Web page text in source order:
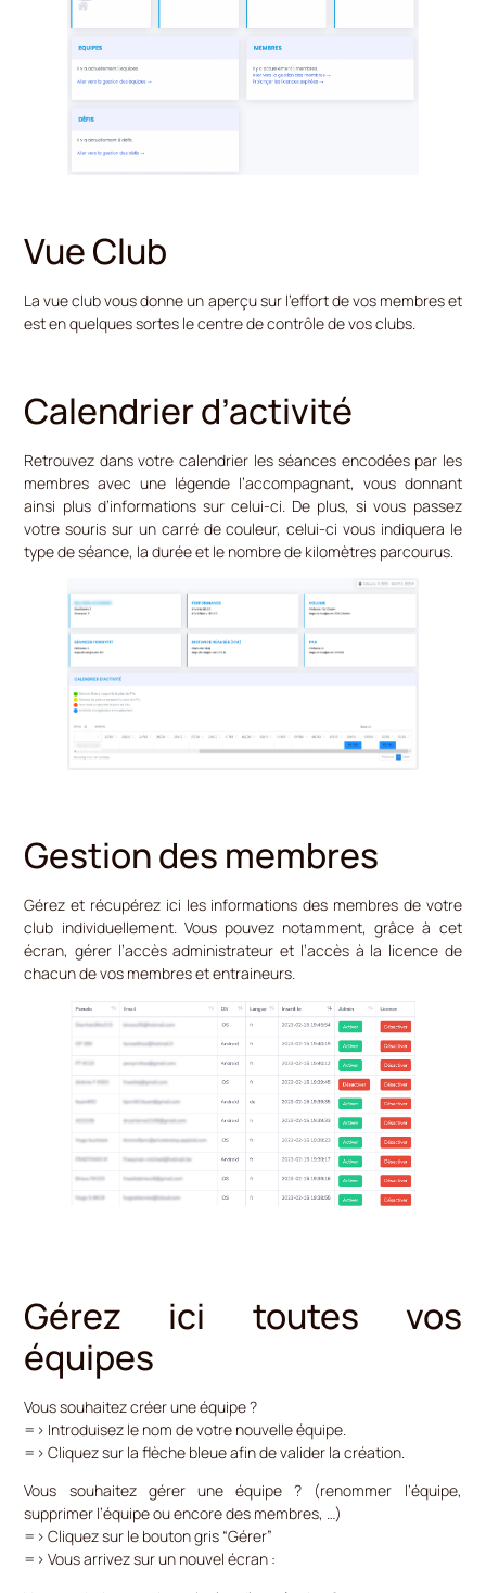
Vue Club
La vue club vous donne un aperçu sur l’effort de vos membres et
est en quelques sortes le centre de contrôle de vos clubs.
Calendrier d’activité
Retrouvez dans votre calendrier les séances encodées par les
membres avec une légende l’accompagnant, vous donnant
ainsi plus d’informations sur celui-ci. De plus, si vous passez
votre souris sur un carré de couleur, celui-ci vous indiquera le
type de séance, la durée et le nombre de kilomètres parcourus.
Gestion des membres
Gérez et récupérez ici les informations des membres de votre
club individuellement. Vous pouvez notamment, grâce à cet
écran, gérer l’accès administrateur et l’accès à la licence de
chacun de vos membres et entraineurs.
Gérez ici toutes vos
équipes
Vous souhaitez créer une équipe ?
=> Introduisez le nom de votre nouvelle équipe.
=> Cliquez sur la flèche bleue afin de valider la création.
Vous souhaitez gérer une équipe ? (renommer l’équipe,
supprimer l’équipe ou encore des membres, …)
=> Cliquez sur le bouton gris “Gérer”
=> Vous arrivez sur un nouvel écran :